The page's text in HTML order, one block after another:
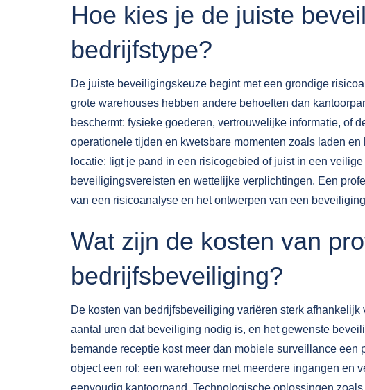
Hoe kies je de juiste
bedrijfstype?
De juiste beveiligingskeuze begint met een grondige
grote warehouses hebben andere behoeften dan
beschermt: fysieke goederen, vertrouwelijke informatie, of
operationele tijden en kwetsbare momenten zoals laden
locatie: ligt je pand in een risicogebied of juist in een
beveiligingsvereisten en wettelijke verplichtingen. Een
van een risicoanalyse en het ontwerpen van een
Wat zijn de kosten van
bedrijfsbeveiliging?
De kosten van bedrijfsbeveiliging variëren sterk
aantal uren dat beveiliging nodig is, en het gewenste
bemande receptie kost meer dan mobiele surveillance
object een rol: een warehouse met meerdere ingangen en
eenvoudig kantoorpand. Technologische oplossingen